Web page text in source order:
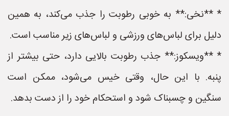
* **نخی:** به خوبی رطوبت را جذب می‌کند، به همین
دلیل برای لباس‌های ورزشی و لباس‌های زیر مناسب است.
* **ویسکوز:** جذب رطوبت بالایی دارد، حتی بیشتر از
پنبه. با این حال، وقتی خیس می‌شود، ممکن است
سنگین و چسبناک شود و استحکام خود را از دست بدهد.